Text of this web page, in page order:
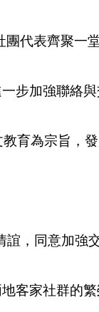
代表齊聚一
步加強聯絡與
育為宗旨，
，同意加強
客家社群的繁